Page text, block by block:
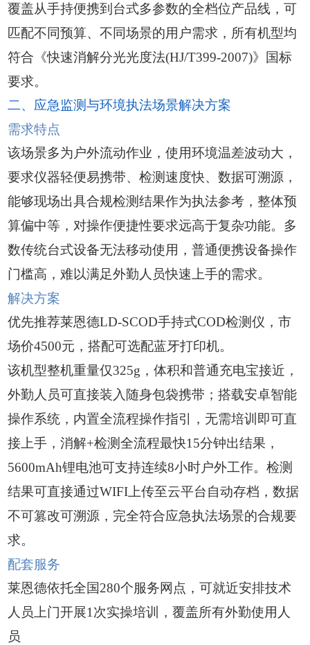
覆盖从手持便携到台式多参数的全档位产品线，可
匹配不同预算、不同场景的用户需求，所有机型均
符合《快速消解分光光度法(HJ/T399-2007)》国标
要求。
二、应急监测与环境执法场景解决方案
需求特点
该场景多为户外流动作业，使用环境温差波动大，
要求仪器轻便易携带、检测速度快、数据可溯源，
能够现场出具合规检测结果作为执法参考，整体预
算偏中等，对操作便捷性要求远高于复杂功能。多
数传统台式设备无法移动使用，普通便携设备操作
门槛高，难以满足外勤人员快速上手的需求。
解决方案
优先推荐莱恩德LD-SCOD手持式COD检测仪，市
场价4500元，搭配可选配蓝牙打印机。
该机型整机重量仅325g，体积和普通充电宝接近，
外勤人员可直接装入随身包袋携带；搭载安卓智能
操作系统，内置全流程操作指引，无需培训即可直
接上手，消解+检测全流程最快15分钟出结果，
5600mAh锂电池可支持连续8小时户外工作。检测
结果可直接通过WIFI上传至云平台自动存档，数据
不可篡改可溯源，完全符合应急执法场景的合规要
求。
配套服务
莱恩德依托全国280个服务网点，可就近安排技术
人员上门开展1次实操培训，覆盖所有外勤使用人
员